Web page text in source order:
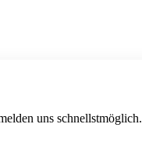
uns schnellstmöglich.